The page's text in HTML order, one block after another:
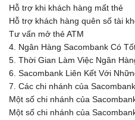
Hỗ trợ khi khách hàng mất thẻ
Hỗ trợ khách hàng quên số tài
Tư vấn mở thẻ ATM
4. Ngân Hàng Sacombank Có
5. Thời Gian Làm Việc Ngân
6. Sacombank Liên Kết Với
7. Các chi nhánh của Sacombank
Một số chi nhánh của
Một số chi nhánh của